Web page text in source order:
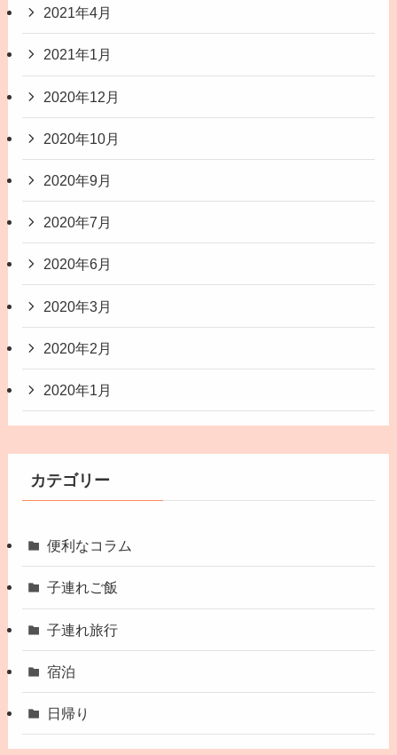
2021年4月
2021年1月
2020年12月
2020年10月
2020年9月
2020年7月
2020年6月
2020年3月
2020年2月
2020年1月
カテゴリー
便利なコラム
子連れご飯
子連れ旅行
宿泊
日帰り